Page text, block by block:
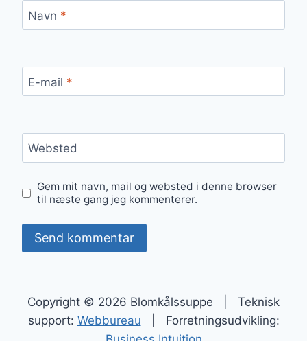
Navn *
E-mail *
Websted
Gem mit navn, mail og websted i denne browser
til næste gang jeg kommenterer.
Copyright © 2026 Blomkålssuppe | Teknisk
support: Webbureau | Forretningsudvikling: